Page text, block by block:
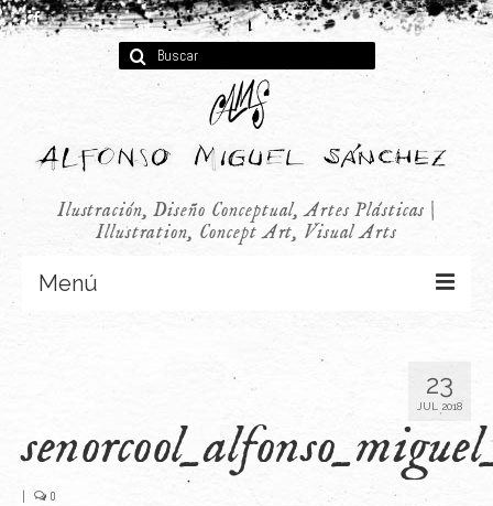
Buscar
por:
Ilustración, Diseño Conceptual, Artes Plásticas |
Illustration, Concept Art, Visual Arts
Menú
23
JUL 2018
| 0